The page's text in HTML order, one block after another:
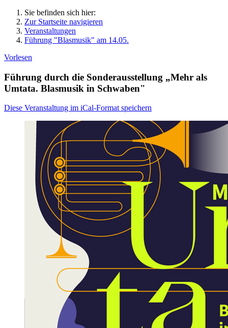
Sie befinden sich hier:
Zur Startseite navigieren
Veranstaltungen
Führung "Blasmusik" am 14.05.
Vorlesen
Führung durch die Sonderausstellung „Mehr als
Umtata. Blasmusik in Schwaben"
Diese Veranstaltung im iCal-Format speichern